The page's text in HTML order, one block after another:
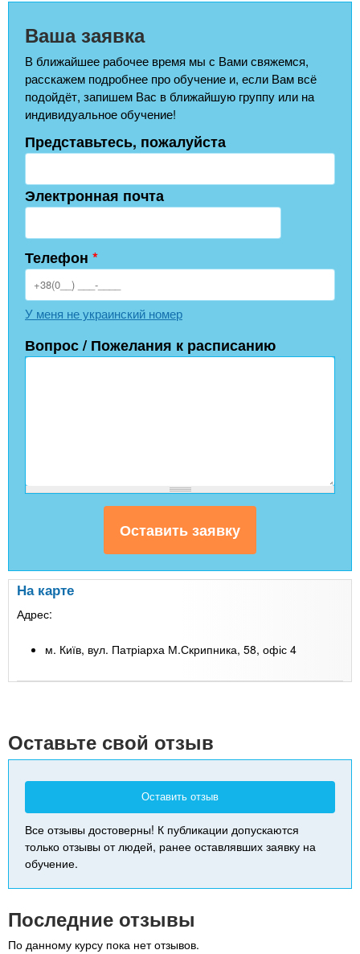
Ваша заявка
В ближайшее рабочее время мы с Вами свяжемся,
расскажем подробнее про обучение и, если Вам всё
подойдёт, запишем Вас в ближайшую группу или на
индивидуальное обучение!
Представьтесь, пожалуйста
Электронная почта
Телефон *
У меня не украинский номер
Вопрос / Пожелания к расписанию
На карте
Адрес:
м. Київ, вул. Патріарха М.Скрипника, 58, офіс 4
Оставьте свой отзыв
Оставить отзыв
Все отзывы достоверны! К публикации допускаются
только отзывы от людей, ранее оставлявших заявку на
обучение.
Последние отзывы
По данному курсу пока нет отзывов.